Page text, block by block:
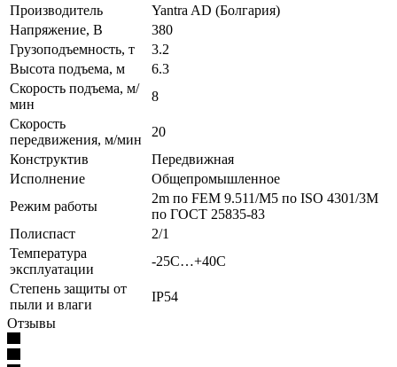
Производитель
Yantra AD (Болгария)
Напряжение, В
380
Грузоподъемность, т
3.2
Высота подъема, м
6.3
Скорость подъема, м/
мин
8
Скорость
передвижения, м/мин
20
Конструктив
Передвижная
Исполнение
Общепромышленное
Режим работы
2m по FEM 9.511/M5 по ISO 4301/3M
по ГОСТ 25835-83
Полиспаст
2/1
Температура
эксплуатации
-25С…+40С
Степень защиты от
пыли и влаги
IP54
Отзывы